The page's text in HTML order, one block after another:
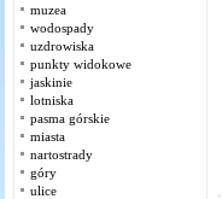
muzea
wodospady
uzdrowiska
punkty widokowe
jaskinie
lotniska
pasma górskie
miasta
nartostrady
góry
ulice